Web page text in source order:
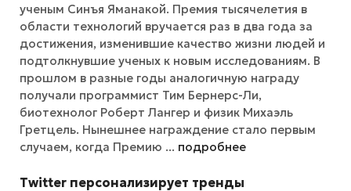
ученым Синъя Яманакой. Премия тысячелетия в
области технологий вручается раз в два года за
достижения, изменившие качество жизни людей и
подтолкнувшие ученых к новым исследованиям. В
прошлом в разные годы аналогичную награду
получали программист Тим Бернерс-Ли,
биотехнолог Роберт Лангер и физик Михаэль
Гретцель. Нынешнее награждение стало первым
случаем, когда Премию ... подробнее
Twitter персонализирует тренды